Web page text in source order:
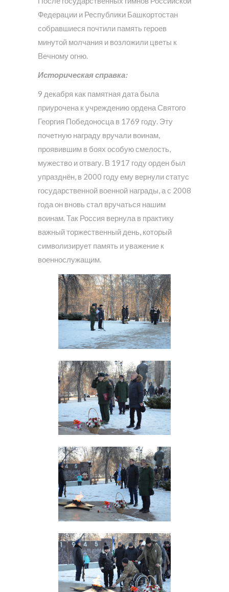
Федерации и Республики Башкортостан
собравшиеся почтили память героев
минутой молчания и возложили цветы к
Вечному огню.
Историческая справка:
9 декабря как памятная дата была
приурочена к учреждению ордена Святого
Георгия Победоносца в 1769 году. Эту
почетную награду вручали воинам,
проявившим в боях особую смелость,
мужество и отвагу. В 1917 году орден был
упразднён, в 2000 году ему вернули статус
государственной военной награды, а с 2008
года он вновь стал вручаться нашим
воинам. Так Россия вернула в практику
важный торжественный день, который
символизирует память и уважение к
военнослужащим.